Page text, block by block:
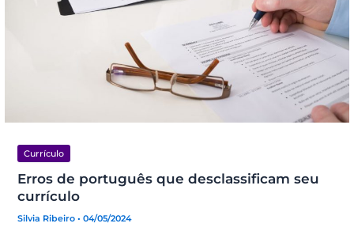
Currículo
Erros de português que desclassificam seu
currículo
Silvia Ribeiro • 04/05/2024